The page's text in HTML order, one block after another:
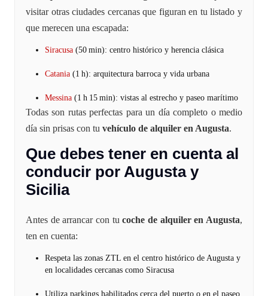
visitar otras ciudades cercanas que figuran en tu listado y
que merecen una escapada:
Siracusa (50 min): centro histórico y herencia clásica
Catania (1 h): arquitectura barroca y vida urbana
Messina (1 h 15 min): vistas al estrecho y paseo marítimo
Todas son rutas perfectas para un día completo o medio
día sin prisas con tu vehículo de alquiler en Augusta.
Que debes tener en cuenta al
conducir por Augusta y
Sicilia
Antes de arrancar con tucoche de alquiler en Augusta,
ten en cuenta:
Respeta las zonas ZTL en el centro histórico de Augusta y
en localidades cercanas como Siracusa
Utiliza parkings habilitados cerca del puerto o en el paseo